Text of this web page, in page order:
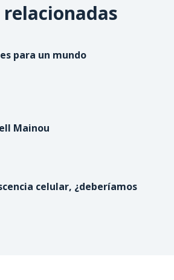
para un mundo
Mainou
celular, ¿deberíamos